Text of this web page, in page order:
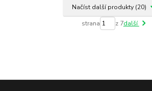
Načíst další produkty (20)
strana z 7další